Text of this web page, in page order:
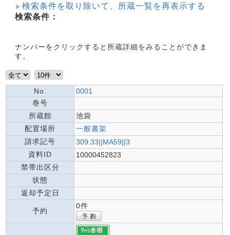
検索条件を取り除いて、所蔵一覧を再表示する
検索条件：
ナンバーをクリックすると所蔵詳細をみることができま
す。
No.
0001
巻号
所蔵館
池袋
配置場所
一般書架
請求記号
309.33||MA59||3
資料ID
10000452823
禁帯出区分
状態
返却予定日
予約
0件